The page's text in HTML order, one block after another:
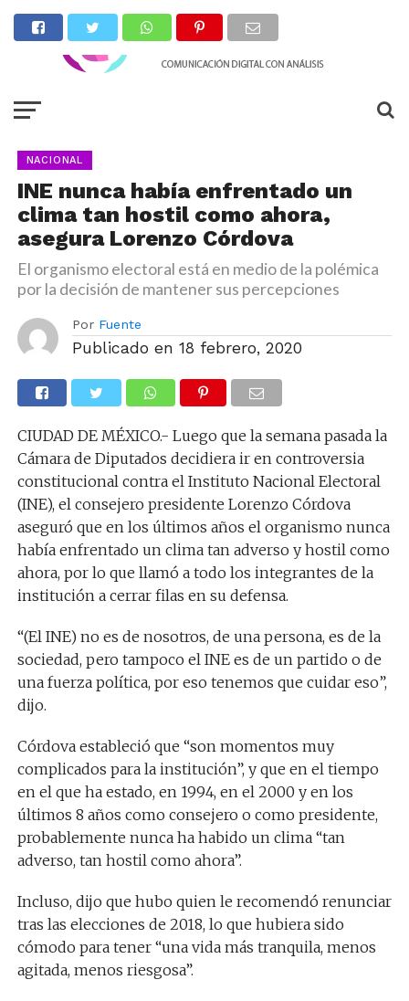
NACIONAL
INE nunca había enfrentado un
clima tan hostil como ahora,
asegura Lorenzo Córdova
El organismo electoral está en medio de la polémica
por la decisión de mantener sus percepciones
Por Fuente
Publicado en 18 febrero, 2020
CIUDAD DE MÉXICO.- Luego que la semana pasada la
Cámara de Diputados decidiera ir en controversia
constitucional contra el Instituto Nacional Electoral
(INE), el consejero presidente Lorenzo Córdova
aseguró que en los últimos años el organismo nunca
había enfrentado un clima tan adverso y hostil como
ahora, por lo que llamó a todo los integrantes de la
institución a cerrar filas en su defensa.
“(El INE) no es de nosotros, de una persona, es de la
sociedad, pero tampoco el INE es de un partido o de
una fuerza política, por eso tenemos que cuidar eso”,
dijo.
Córdova estableció que “son momentos muy
complicados para la institución”, y que en el tiempo
en el que ha estado, en 1994, en el 2000 y en los
últimos 8 años como consejero o como presidente,
probablemente nunca ha habido un clima “tan
adverso, tan hostil como ahora”.
Incluso, dijo que hubo quien le recomendó renunciar
tras las elecciones de 2018, lo que hubiera sido
cómodo para tener “una vida más tranquila, menos
agitada, menos riesgosa”.